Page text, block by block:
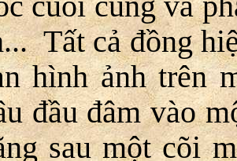
Tất cả đồng
hình ảnh trên
đầu đâm vào
sau một cõi